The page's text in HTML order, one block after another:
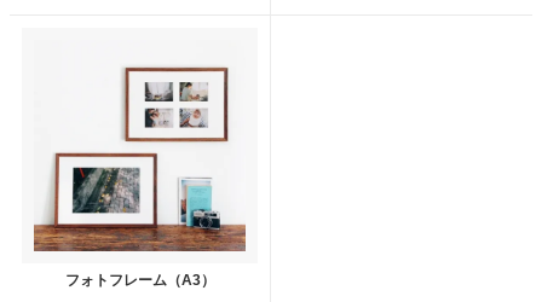
フォトフレーム（A3）